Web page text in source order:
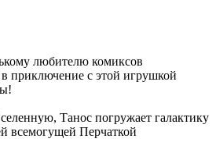
любителю комиксов
приключение с этой игрушкой
Танос погружает галактику
всемогущей Перчаткой